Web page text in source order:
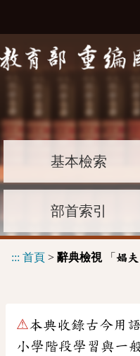
基本檢索
部首索引
::: 首頁 > 辭典檢視「 娼
⚠本典收錄古今用語
小學階段學習與一